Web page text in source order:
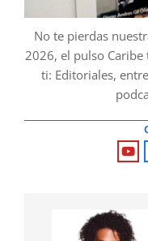
No te pierdas
2026, el pulso
ti: Editoriales,